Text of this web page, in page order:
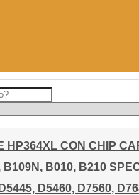
HP364XL CON CHIP
B010, B210
D5460, D7560,